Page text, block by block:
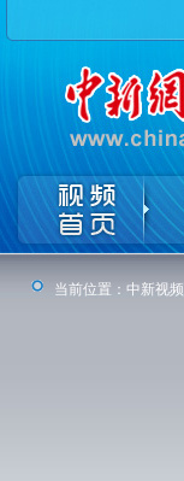
当前位置： 中新视频